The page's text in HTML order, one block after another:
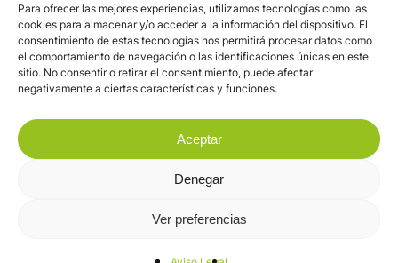
Para ofrecer las mejores experiencias, utilizamos tecnologías como las
cookies para almacenar y/o acceder a la información del dispositivo. El
consentimiento de estas tecnologías nos permitirá procesar datos como
el comportamiento de navegación o las identificaciones únicas en este
sitio. No consentir o retirar el consentimiento, puede afectar
negativamente a ciertas características y funciones.
Aceptar
Denegar
Ver preferencias
PROYECTOS
SERVICIOS
AVISO LEGAL